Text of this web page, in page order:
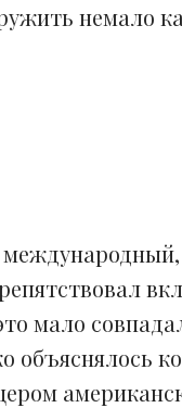
немало
мало
объяснялось